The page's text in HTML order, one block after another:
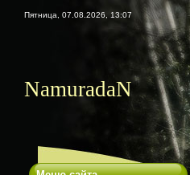
Пятница, 07.08.2026, 13:07
NamuradaN